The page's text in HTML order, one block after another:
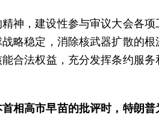
神，建设性参与审议大会各
略稳定，消除核武器扩散的
合法权益，充分发挥条约服
相高市早苗的批评时，特朗